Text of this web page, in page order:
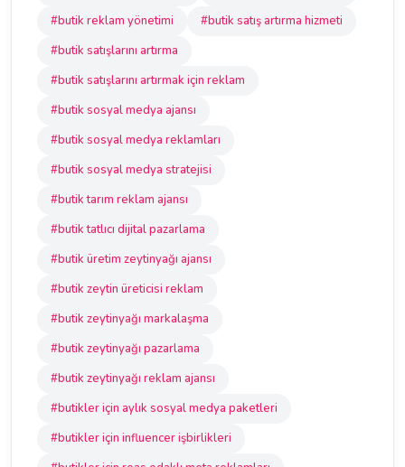
#butik reklam yönetimi
#butik satış artırma hizmeti
#butik satışlarını artırma
#butik satışlarını artırmak için reklam
#butik sosyal medya ajansı
#butik sosyal medya reklamları
#butik sosyal medya stratejisi
#butik tarım reklam ajansı
#butik tatlıcı dijital pazarlama
#butik üretim zeytinyağı ajansı
#butik zeytin üreticisi reklam
#butik zeytinyağı markalaşma
#butik zeytinyağı pazarlama
#butik zeytinyağı reklam ajansı
#butikler için aylık sosyal medya paketleri
#butikler için influencer işbirlikleri